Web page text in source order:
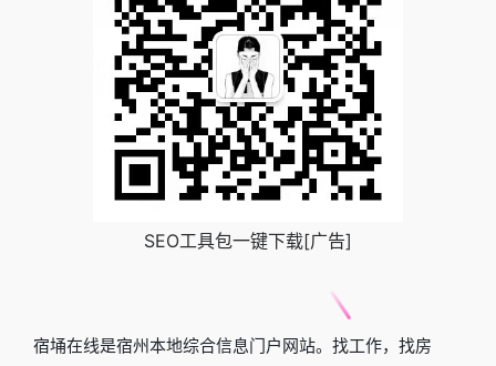
SEO工具包一键下载[广告]
宿埇在线是宿州本地综合信息门户网站。找工作，找房